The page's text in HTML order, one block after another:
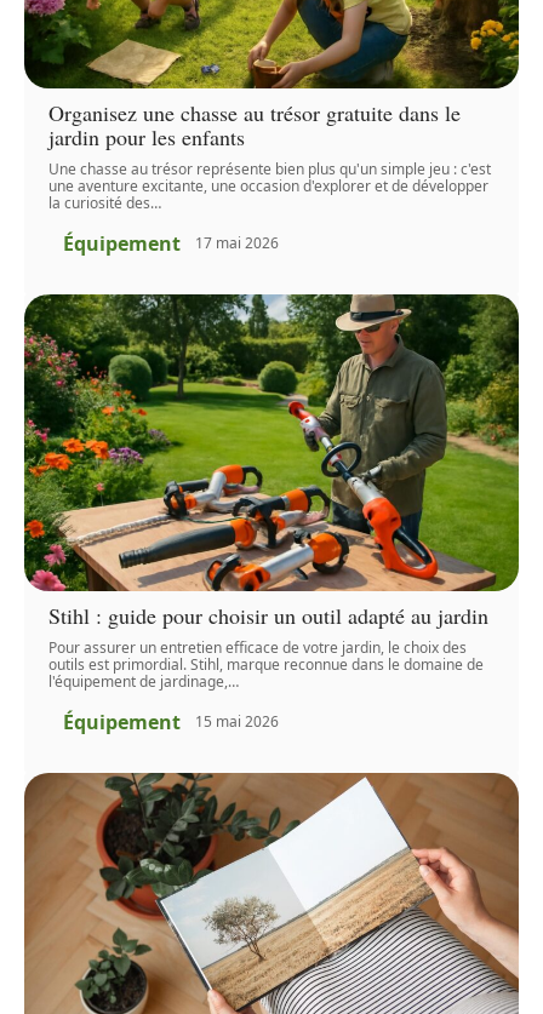
Organisez une chasse au trésor gratuite dans le
jardin pour les enfants
Une chasse au trésor représente bien plus qu'un simple jeu : c'est
une aventure excitante, une occasion d'explorer et de développer
la curiosité des…
Équipement 17 mai 2026
Stihl : guide pour choisir un outil adapté au jardin
Pour assurer un entretien efficace de votre jardin, le choix des
outils est primordial. Stihl, marque reconnue dans le domaine de
l'équipement de jardinage,…
Équipement 15 mai 2026